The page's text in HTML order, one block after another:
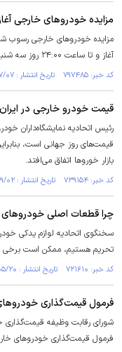
مزایده خودرو‌های خارجی
آغاز و تا ساعت ۲۴:۰۰ روز سه شنبه دوازدهم مهر ادامه خواهد داشت.
کد خبر: ۷۹۷۴۸۵ تاریخ انتشار : ۱۴۰۱/۰۷/۰۷
قیمت خودرو خارجی در ایران ۱۰ برابر نرخ جهانی
قیمت‌های روز جهانی است،
بازار خورو‌ها اتفاق می‌افتد.
کد خبر: ۷۳۹۱۵۴ تاریخ انتشار : ۱۴۰۰/۰۹/۰۲
چرا قطعات اصلی
سخنگوی اتحادیه لوازم یدکی
تحریم هستیم، ممکن است برخی
کد خبر: ۷۲۱۶۱۰ تاریخ انتشار : ۱۴۰۰/۰۵/۲۰
فرمول قیمت‌گذاری
شورای رقابت وظیفه قیمت‌گذاری
فرمول قیمت‌گذاری خودروهای